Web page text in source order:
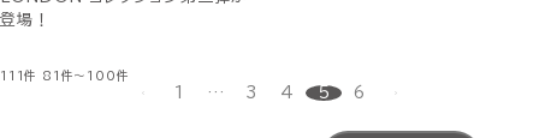
登場！
111件 81件～100件
1 … 3 4 5 6